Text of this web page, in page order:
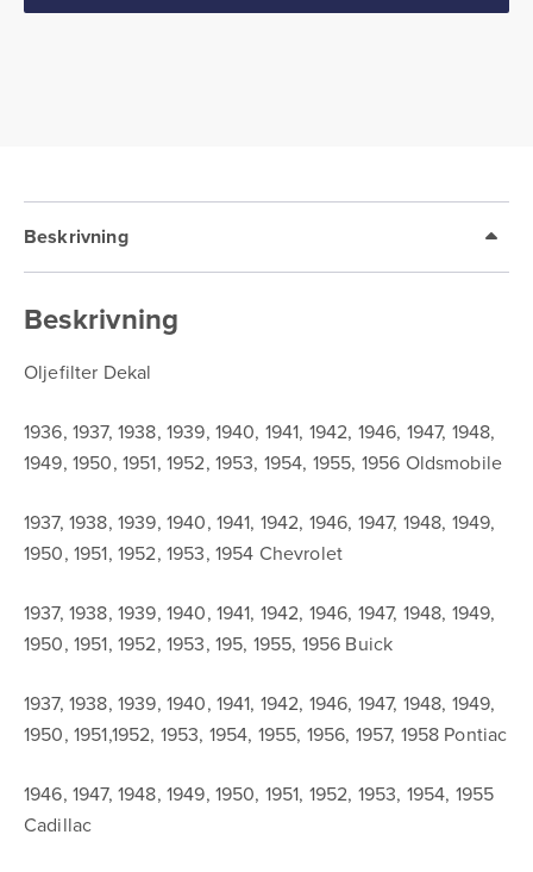
Beskrivning
Beskrivning
Oljefilter Dekal
1936, 1937, 1938, 1939, 1940, 1941, 1942, 1946, 1947, 1948,
1949, 1950, 1951, 1952, 1953, 1954, 1955, 1956 Oldsmobile
1937, 1938, 1939, 1940, 1941, 1942, 1946, 1947, 1948, 1949,
1950, 1951, 1952, 1953, 1954 Chevrolet
1937, 1938, 1939, 1940, 1941, 1942, 1946, 1947, 1948, 1949,
1950, 1951, 1952, 1953, 195, 1955, 1956 Buick
1937, 1938, 1939, 1940, 1941, 1942, 1946, 1947, 1948, 1949,
1950, 1951,1952, 1953, 1954, 1955, 1956, 1957, 1958 Pontiac
1946, 1947, 1948, 1949, 1950, 1951, 1952, 1953, 1954, 1955
Cadillac